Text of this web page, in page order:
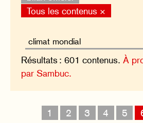
Tous les contenus ×
Résultats : 601 contenus.À
par Sambuc.
1 2 3 4 5